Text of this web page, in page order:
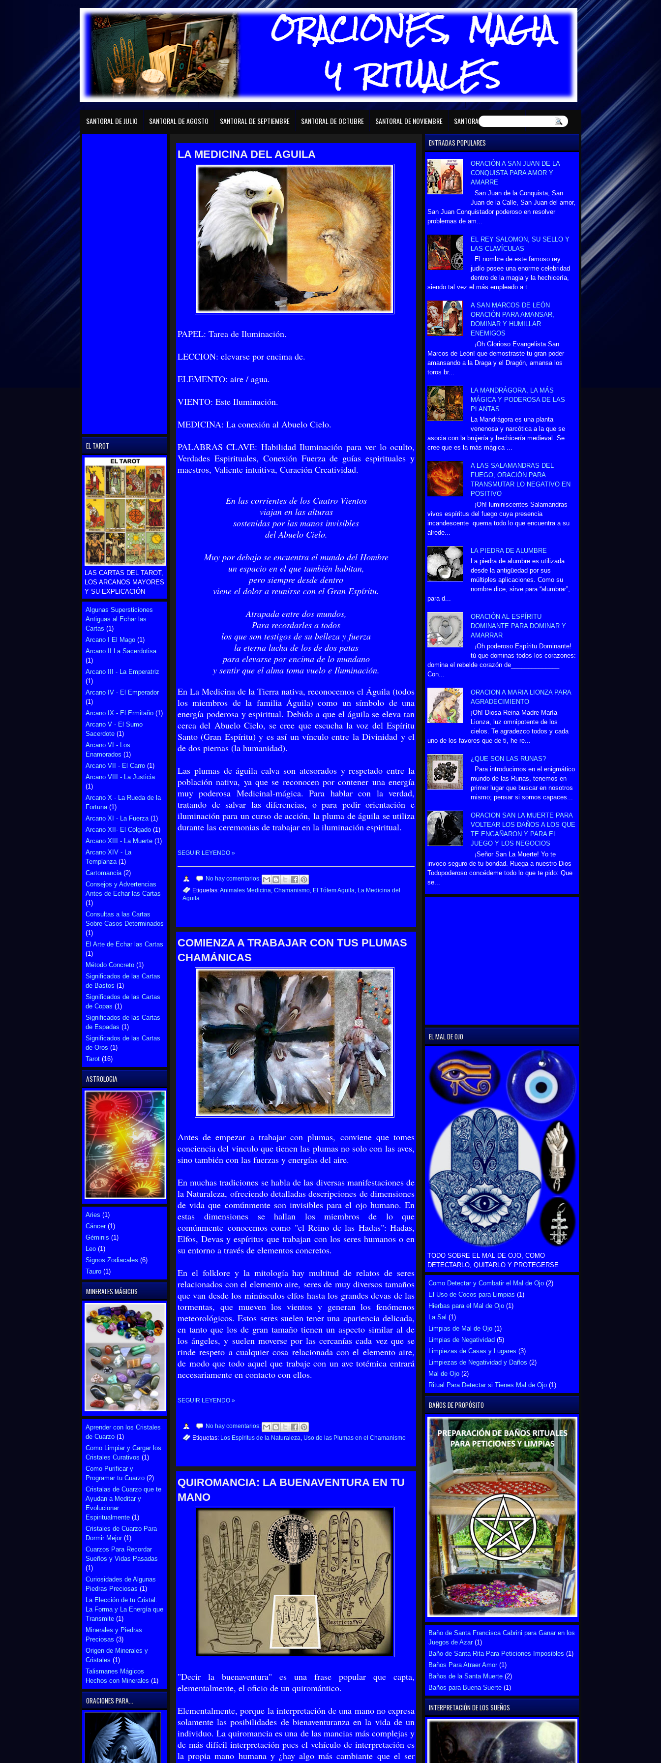
Página principal SANTORAL DE ENERO SANTORAL DE FEBRERO SANTORAL DE MARZO SANTORAL DE ABRIL SANTORAL DE MAYO SANTORAL DE JUNIO
SANTORAL DE JULIO SANTORAL DE AGOSTO SANTORAL DE SEPTIEMBRE SANTORAL DE OCTUBRE SANTORAL DE NOVIEMBRE SANTORAL DE DICIEMBRE
ENTRADAS POPULARES
ORACIÓN A SAN JUAN DE LA
CONQUISTA PARA AMOR Y
AMARRE
San Juan de la Conquista, San
Juan de la Calle, San Juan del amor,
San Juan Conquistador poderoso en resolver
problemas de am...
EL REY SALOMON, SU SELLO Y
LAS CLAVÍCULAS
El nombre de este famoso rey
judío posee una enorme celebridad
dentro de la magia y la hechicería,
siendo tal vez el más empleado a t...
A SAN MARCOS DE LEÓN
ORACIÓN PARA AMANSAR,
DOMINAR Y HUMILLAR
ENEMIGOS
¡Oh Glorioso Evangelista San
Marcos de León! que demostraste tu gran poder
amansando a la Draga y el Dragón, amansa los
toros br...
LA MANDRÁGORA, LA MÁS
MÁGICA Y PODEROSA DE LAS
PLANTAS
La Mandrágora es una planta
venenosa y narcótica a la que se
asocia con la brujería y hechicería medieval. Se
cree que es la más mágica ...
A LAS SALAMANDRAS DEL
FUEGO, ORACIÓN PARA
TRANSMUTAR LO NEGATIVO EN
POSITIVO
¡Oh! luminiscentes Salamandras
vivos espíritus del fuego cuya presencia
incandescente quema todo lo que encuentra a su
alrede...
LA PIEDRA DE ALUMBRE
La piedra de alumbre es utilizada
desde la antigüedad por sus
múltiples aplicaciones. Como su
nombre dice, sirve para “alumbrar”,
para d...
ORACIÓN AL ESPÍRITU
DOMINANTE PARA DOMINAR Y
AMARRAR
¡Oh poderoso Espíritu Dominante!
tú que dominas todos los corazones:
domina el rebelde corazón de______________
Con...
ORACION A MARIA LIONZA PARA
AGRADECIMIENTO
¡Oh! Diosa Reina Madre María
Lionza, luz omnipotente de los
cielos. Te agradezco todos y cada
uno de los favores que de ti, he re...
¿QUE SON LAS RUNAS?
Para introducirnos en el enigmático
mundo de las Runas, tenemos en
primer lugar que buscar en nosotros
mismo; pensar si somos capaces...
ORACION SAN LA MUERTE PARA
VOLTEAR LOS DAÑOS A LOS QUE
TE ENGAÑARON Y PARA EL
JUEGO Y LOS NEGOCIOS
¡Señor San La Muerte! Yo te
invoco seguro de tu bondad. Ruega a nuestro Dios
Todopoderoso concédeme todo lo que te pido: Que
se...
EL MAL DE OJO
TODO SOBRE EL MAL DE OJO, COMO
DETECTARLO, QUITARLO Y PROTEGERSE
Como Detectar y Combatir el Mal de Ojo (2)
El Uso de Cocos para Limpias (1)
Hierbas para el Mal de Ojo (1)
La Sal (1)
Limpias de Mal de Ojo (1)
Limpias de Negatividad (5)
Limpiezas de Casas y Lugares (3)
Limpiezas de Negatividad y Daños (2)
Mal de Ojo (2)
Ritual Para Detectar si Tienes Mal de Ojo (1)
BAÑOS DE PROPÓSITO
Baño de Santa Francisca Cabrini para Ganar en los
Juegos de Azar (1)
Baño de Santa Rita Para Peticiones Imposibles (1)
Baños Para Atraer Amor (1)
Baños de la Santa Muerte (2)
Baños para Buena Suerte (1)
INTERPRETACIÓN DE LOS SUEÑOS
LA MEDICINA DEL AGUILA
PAPEL: Tarea de Iluminación.
LECCION: elevarse por encima de.
ELEMENTO: aire / agua.
VIENTO: Este Iluminación.
MEDICINA: La conexión al Abuelo Cielo.
PALABRAS CLAVE: Habilidad Iluminación para ver lo oculto,
Verdades Espirituales, Conexión Fuerza de guías espirituales y
maestros, Valiente intuitiva, Curación Creatividad.
En las corrientes de los Cuatro Vientos
viajan en las alturas
sostenidas por las manos invisibles
del Abuelo Cielo.
Muy por debajo se encuentra el mundo del Hombre
un espacio en el que también habitan,
pero siempre desde dentro
viene el dolor a reunirse con el Gran Espíritu.
Atrapada entre dos mundos,
Para recordarles a todos
los que son testigos de su belleza y fuerza
la eterna lucha de los de dos patas
para elevarse por encima de lo mundano
y sentir que el alma toma vuelo e Iluminación.
En La Medicina de la Tierra nativa, reconocemos el Águila (todos
los miembros de la familia Águila) como un símbolo de una
energía poderosa y espiritual. Debido a que el águila se eleva tan
cerca del Abuelo Cielo, se cree que escucha la voz del Espíritu
Santo (Gran Espíritu) y es así un vínculo entre la Divinidad y el
de dos piernas (la humanidad).
Las plumas de águila calva son atesorados y respetado entre la
población nativa, ya que se reconocen por contener una energía
muy poderosa Medicinal-mágica. Para hablar con la verdad,
tratando de salvar las diferencias, o para pedir orientación e
iluminación para un curso de acción, la pluma de águila se utiliza
durante las ceremonias de trabajar en la iluminación espiritual.
SEGUIR LEYENDO »
No hay comentarios:
Etiquetas:Animales Medicina Chamanismo El Tótem Aguila
La Medicina del
Aguila
COMIENZA A TRABAJAR CON TUS PLUMAS
CHAMÁNICAS
Antes de empezar a trabajar con plumas, conviene que tomes
conciencia del vinculo que tienen las plumas no solo con las aves,
sino también con las fuerzas y energías del aire.
En muchas tradiciones se habla de las diversas manifestaciones de
la Naturaleza, ofreciendo detalladas descripciones de dimensiones
de vida que comúnmente son invisibles para el ojo humano. En
estas dimensiones se hallan los miembros de lo que
comúnmente conocemos como "el Reino de las Hadas": Hadas,
Elfos, Devas y espíritus que trabajan con los seres humanos o en
su entorno a través de elementos concretos.
En el folklore y la mitología hay multitud de relatos de seres
relacionados con el elemento aire, seres de muy diversos tamaños
que van desde los minúsculos elfos hasta los grandes devas de las
tormentas, que mueven los vientos y generan los fenómenos
meteorológicos. Estos seres suelen tener una apariencia delicada,
en tanto que los de gran tamaño tienen un aspecto similar al de
los ángeles, y suelen moverse por las cercanías cada vez que se
rinde respeto a cualquier cosa relacionada con el elemento aire,
de modo que todo aquel que trabaje con un ave totémica entrará
necesariamente en contacto con ellos.
SEGUIR LEYENDO »
No hay comentarios:
Etiquetas: Los Espíritus de la Naturaleza Uso de las Plumas en el Chamanismo
QUIROMANCIA: LA BUENAVENTURA EN TU
MANO
"Decir la buenaventura" es una frase popular que capta,
elementalmente, el oficio de un quiromántico.
Elementalmente, porque la interpretación de una mano no expresa
solamente las posibilidades de bienaventuranza en la vida de un
individuo. La quiromancia es una de las mancias más complejas y
de más difícil interpretación pues el vehículo de interpretación es
la propia mano humana y ¿hay algo más cambiante que el ser
EL TAROT
LAS CARTAS DEL TAROT,
LOS ARCANOS MAYORES
Y SU EXPLICACIÓN
Algunas Supersticiones
Antiguas al Echar las
Cartas (1)
Arcano I El Mago (1)
Arcano II La Sacerdotisa
(1)
Arcano III - La Emperatriz
(1)
Arcano IV - El Emperador
(1)
Arcano IX - El Ermitaño (1)
Arcano V - El Sumo
Sacerdote (1)
Arcano VI - Los
Enamorados (1)
Arcano VII - El Carro (1)
Arcano VIII - La Justicia
(1)
Arcano X - La Rueda de la
Fortuna (1)
Arcano XI - La Fuerza (1)
Arcano XII- El Colgado (1)
Arcano XIII - La Muerte (1)
Arcano XIV - La
Templanza (1)
Cartomancia (2)
Consejos y Advertencias
Antes de Echar las Cartas
(1)
Consultas a las Cartas
Sobre Casos Determinados
(1)
El Arte de Echar las Cartas
(1)
Método Concreto (1)
Significados de las Cartas
de Bastos (1)
Significados de las Cartas
de Copas (1)
Significados de las Cartas
de Espadas (1)
Significados de las Cartas
de Oros (1)
Tarot (16)
ASTROLOGIA
Aries (1)
Cáncer (1)
Géminis (1)
Leo (1)
Signos Zodiacales (6)
Tauro (1)
MINERALES MÁGICOS
Aprender con los Cristales
de Cuarzo (1)
Como Limpiar y Cargar los
Cristales Curativos (1)
Como Purificar y
Programar tu Cuarzo (2)
Cristalas de Cuarzo que te
Ayudan a Meditar y
Evolucionar
Espiritualmente (1)
Cristales de Cuarzo Para
Dormir Mejor (1)
Cuarzos Para Recordar
Sueños y Vidas Pasadas
(1)
Curiosidades de Algunas
Piedras Preciosas (1)
La Elección de tu Cristal:
La Forma y La Energía que
Transmite (1)
Minerales y Piedras
Preciosas (3)
Origen de Minerales y
Cristales (1)
Talismanes Mágicos
Hechos con Minerales (1)
ORACIONES PARA...